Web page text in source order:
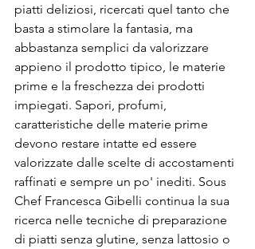
piatti deliziosi, ricercati quel tanto che
basta a stimolare la fantasia, ma
abbastanza semplici da valorizzare
appieno il prodotto tipico, le materie
prime e la freschezza dei prodotti
impiegati. Sapori, profumi,
caratteristiche delle materie prime
devono restare intatte ed essere
valorizzate dalle scelte di accostamenti
raffinati e sempre un po' inediti. Sous
Chef Francesca Gibelli continua la sua
ricerca nelle tecniche di preparazione
di piatti senza glutine, senza lattosio o